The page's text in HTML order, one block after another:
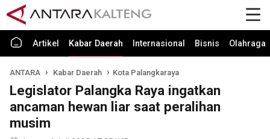
Artikel Kabar Daerah Internasional Bisnis Olahraga
ANTARA Kabar Daerah Kota Palangkaraya
Legislator Palangka Raya ingatkan
ancaman hewan liar saat peralihan
musim